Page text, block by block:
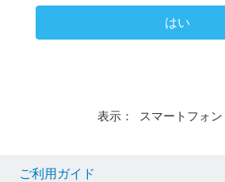
はい
表示： スマートフォン
ご利用ガイド